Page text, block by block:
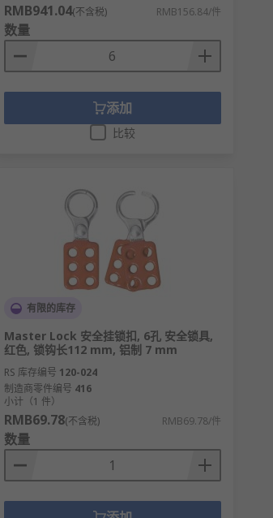
RMB941.04(不含税) RMB156.84/件
数量
添加
比较
有限的库存
Master Lock 安全挂锁扣, 6孔 安全锁具,
红色, 锁钩长112 mm, 铝制 7 mm
RS 库存编号 120-024
制造商零件编号 416
小计（1 件）
RMB69.78(不含税) RMB69.78/件
数量